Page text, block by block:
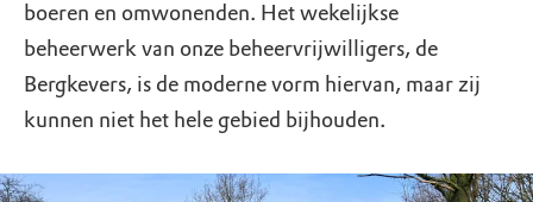
boeren en omwonenden. Het wekelijkse
beheerwerk van onze beheervrijwilligers, de
Bergkevers, is de moderne vorm hiervan, maar zij
kunnen niet het hele gebied bijhouden.